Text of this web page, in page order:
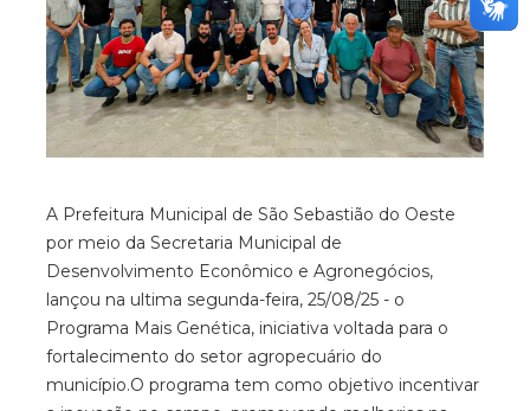
A Prefeitura Municipal de São Sebastião do Oeste
por meio da Secretaria Municipal de
Desenvolvimento Econômico e Agronegócios,
lançou na ultima segunda-feira, 25/08/25 - o
Programa Mais Genética, iniciativa voltada para o
fortalecimento do setor agropecuário do
município.O programa tem como objetivo incentivar